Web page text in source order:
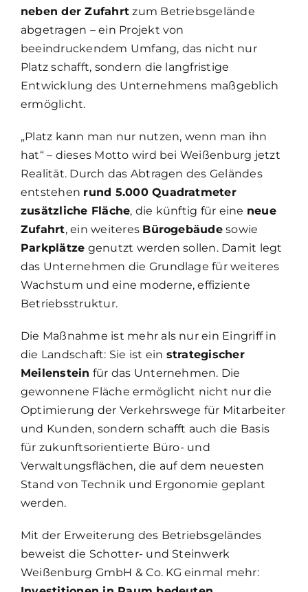
neben der Zufahrt zum Betriebsgelände
abgetragen – ein Projekt von
beeindruckendem Umfang, das nicht nur
Platz schafft, sondern die langfristige
Entwicklung des Unternehmens maßgeblich
ermöglicht.
„Platz kann man nur nutzen, wenn man ihn
hat“ – dieses Motto wird bei Weißenburg jetzt
Realität. Durch das Abtragen des Geländes
entstehen rund 5.000 Quadratmeter
zusätzliche Fläche, die künftig für eine neue
Zufahrt, ein weiteres Bürogebäudesowie
Parkplätze genutzt werden sollen. Damit legt
das Unternehmen die Grundlage für weiteres
Wachstum und eine moderne, effiziente
Betriebsstruktur.
Die Maßnahme ist mehr als nur ein Eingriff in
die Landschaft: Sie ist ein strategischer
Meilenstein für das Unternehmen. Die
gewonnene Fläche ermöglicht nicht nur die
Optimierung der Verkehrswege für Mitarbeiter
und Kunden, sondern schafft auch die Basis
für zukunftsorientierte Büro- und
Verwaltungsflächen, die auf dem neuesten
Stand von Technik und Ergonomie geplant
werden.
Mit der Erweiterung des Betriebsgeländes
beweist die Schotter- und Steinwerk
Weißenburg GmbH & Co. KG einmal mehr: